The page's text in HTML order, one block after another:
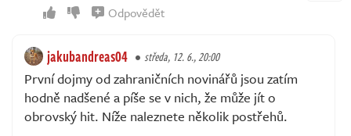
Odpovědět
jakubandreas04 středa, 12. 6., 20:00
První dojmy od zahraničních novinářů jsou zatím
hodně nadšené a píše se v nich, že může jít o
obrovský hit. Níže naleznete několik postřehů.